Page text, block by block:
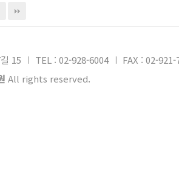
15 TEL : 02-928-6004
FAX : 02-921-
All rights reserved.